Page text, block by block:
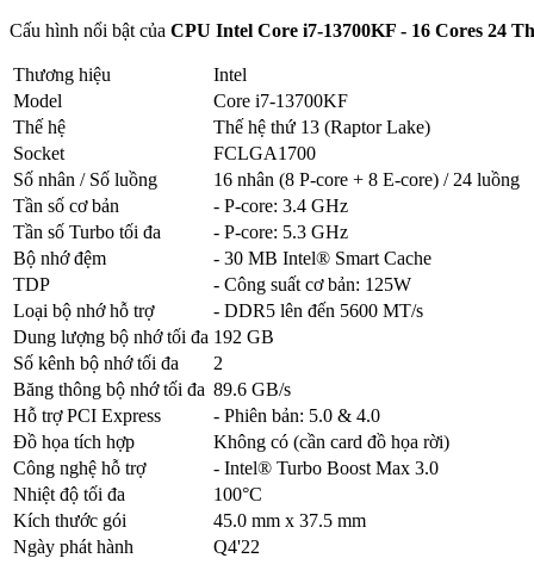
Cấu hình nổi bật của CPU Intel Core i7-13700KF - 16 Cores 24
Thương hiệu
Intel
Model
Core i7-13700KF
Thế hệ
Thế hệ thứ 13 (Raptor Lake)
Socket
FCLGA1700
Số nhân / Số luồng
16 nhân (8 P-core + 8 E-core) / 24 luồng
Tần số cơ bản
- P-core: 3.4 GHz
Tần số Turbo tối đa
- P-core: 5.3 GHz
Bộ nhớ đệm
- 30 MB Intel® Smart Cache
TDP
- Công suất cơ bản: 125W
Loại bộ nhớ hỗ trợ
- DDR5 lên đến 5600 MT/s
Dung lượng bộ nhớ tối đa 192 GB
Số kênh bộ nhớ tối đa
2
Băng thông bộ nhớ tối đa 89.6 GB/s
Hỗ trợ PCI Express
- Phiên bản: 5.0 & 4.0
Đồ họa tích hợp
Không có (cần card đồ họa rời)
Công nghệ hỗ trợ
- Intel® Turbo Boost Max 3.0
Nhiệt độ tối đa
100°C
Kích thước gói
45.0 mm x 37.5 mm
Ngày phát hành
Q4'22